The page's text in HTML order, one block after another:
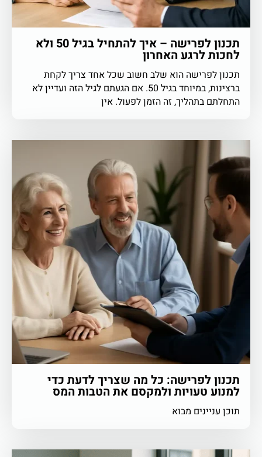
תכנון לפרישה – איך להתחיל בגיל 50 ולא
לחכות לרגע האחרון
תכנון לפרישה הוא שלב חשוב שכל אחד צריך לקחת
ברצינות, במיוחד בגיל 50. אם הגעתם לגיל הזה ועדיין לא
התחלתם בתהליך, זה הזמן לפעול. אין
תכנון לפרישה: כל מה שצריך לדעת כדי
למנוע טעויות ולמקסם את הטבות המס
תוכן עניינים מבוא